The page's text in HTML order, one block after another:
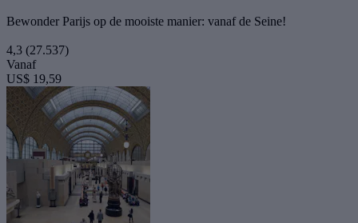
Bewonder Parijs op de mooiste manier: vanaf de Seine!
4,3 (27.537)
Vanaf
US$ 19,59